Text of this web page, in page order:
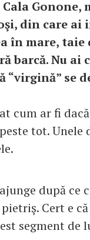
din care ai
în mare,
barcă. Nu ai
“virgină”
cum ar fi
tot.
după
Cert e
segment de